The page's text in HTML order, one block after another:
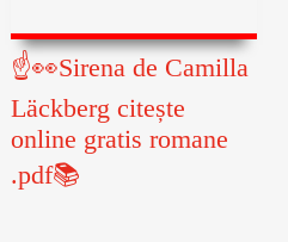
☝👀Sirena de Camilla
Läckberg citește
online gratis romane
.pdf📚